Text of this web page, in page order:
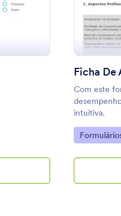
Ficha De
Com este
intuitiva.
Go to